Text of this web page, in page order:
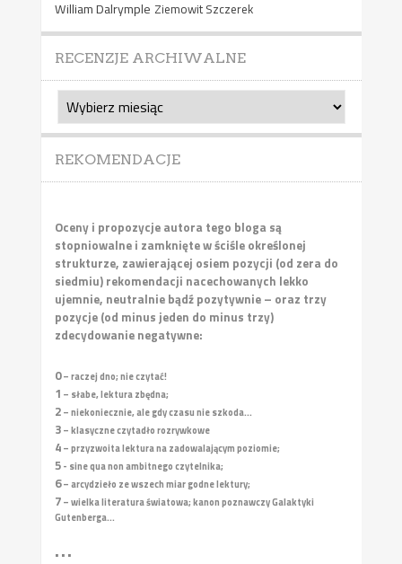
William Dalrymple Ziemowit Szczerek
RECENZJE ARCHIWALNE
Recenzje
archiwalne
REKOMENDACJE
Oceny i propozycje autora tego bloga są
stopniowalne i zamknięte w ściśle określonej
strukturze, zawierającej osiem pozycji (od zera do
siedmiu) rekomendacji nacechowanych lekko
ujemnie, neutralnie bądź pozytywnie – oraz trzy
pozycje (od minus jeden do minus trzy)
zdecydowanie negatywne:
0– raczej dno; nie czytać!
1 – słabe, lektura zbędna;
2– niekoniecznie, ale gdy czasu nie szkoda...
3– klasyczne czytadło rozrywkowe
4– przyzwoita lektura na zadowalającym poziomie;
5- sine qua non ambitnego czytelnika;
6– arcydzieło ze wszech miar godne lektury;
7– wielka literatura światowa; kanon poznawczy Galaktyki
Gutenberga...
• • •